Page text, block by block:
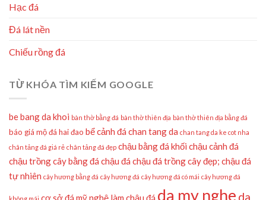
Hạc đá
Đá lát nền
Chiếu rồng đá
TỪ KHÓA TÌM KIẾM GOOGLE
be bang da khoi bàn thờ bằng đá bàn thờ thiên địa bàn thờ thiên địa bằng đá
báo giá mộ đá hai đao bể cảnh đá chan tang da chan tang da ke cot nha
chân tảng đá giá rẻ chân tảng đá đẹp chậu bằng đá khối chậu cảnh đá
chậu trồng cây bằng đá chậu đá chậu đá trồng cây đẹp; chậu đá
tự nhiên cây hương bằng đá cây hương đá cây hương đá có mái cây hương đá
cơ sở đá mỹ nghệ làm chậu đá da my nghe da